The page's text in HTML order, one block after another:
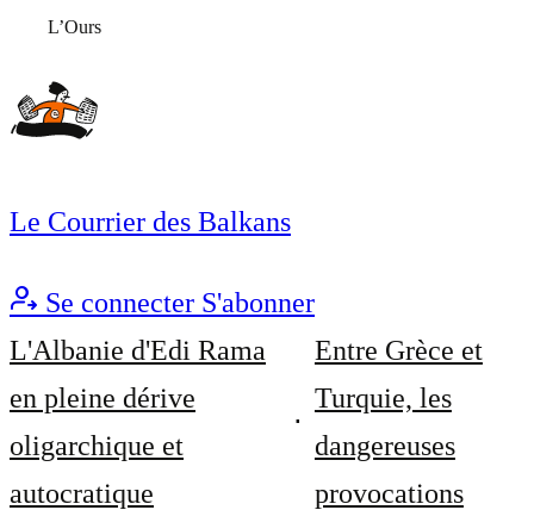
L’Ours
Le Courrier des Balkans
Se connecter S'abonner
L'Albanie d'Edi Rama
en pleine dérive
oligarchique et
autocratique
Entre Grèce et
Turquie, les
dangereuses
provocations